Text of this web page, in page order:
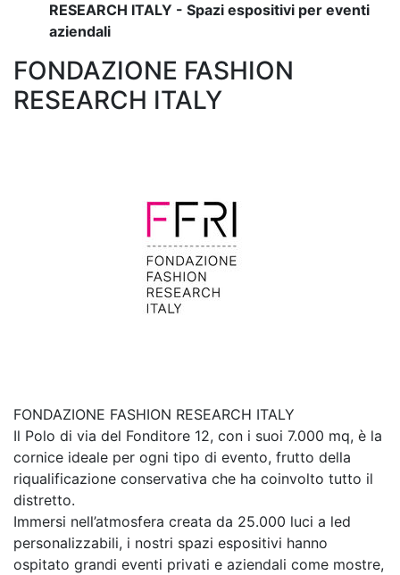
RESEARCH ITALY - Spazi espositivi per eventi
aziendali
FONDAZIONE FASHION
RESEARCH ITALY
FONDAZIONE FASHION RESEARCH ITALY
Il Polo di via del Fonditore 12, con i suoi 7.000 mq, è la
cornice ideale per ogni tipo di evento, frutto della
riqualificazione conservativa che ha coinvolto tutto il
distretto.
Immersi nell’atmosfera creata da 25.000 luci a led
personalizzabili, i nostri spazi espositivi hanno
ospitato grandi eventi privati e aziendali come mostre,